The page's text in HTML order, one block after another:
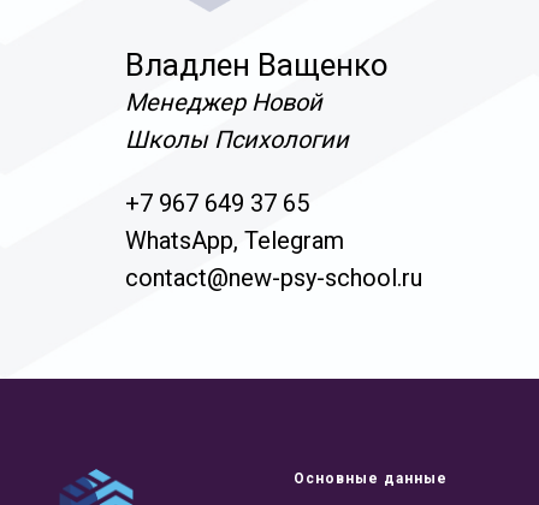
Менеджер Новой
Школы Психологии
Владлен Ващенко
+7 967 649 37 65
WhatsApp, Telegram
contact@new-psy-school.ru
Основные данные